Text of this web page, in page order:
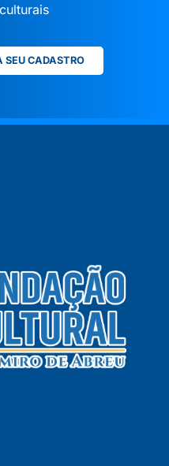
SEU CADASTRO